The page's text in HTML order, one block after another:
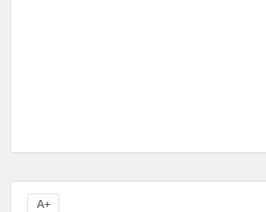
A+